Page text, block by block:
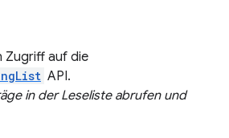
Zugriff auf die
API.
in der Leseliste abrufen und